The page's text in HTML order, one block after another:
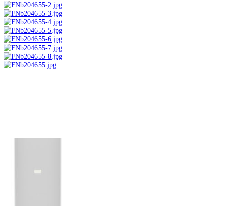
ÚvodVoľne stojace spotrebiče
mraznička s NoFrost FNd 465i-22